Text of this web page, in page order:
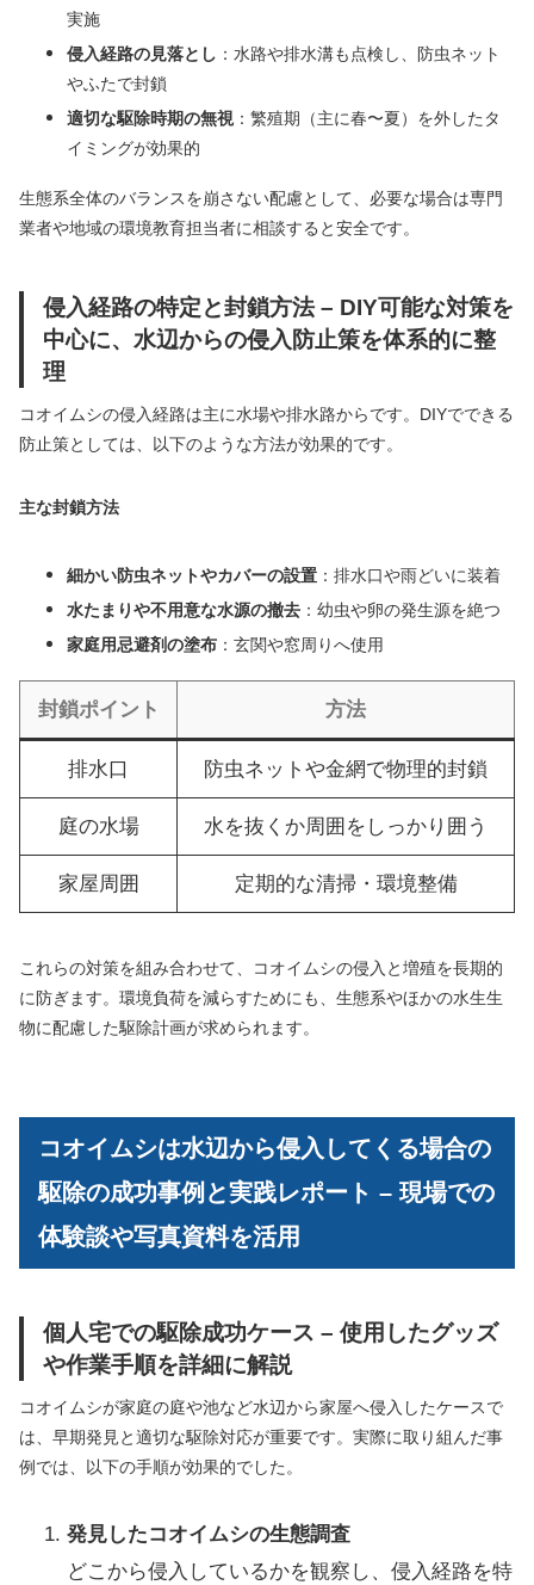
実施
侵入経路の見落とし ：水路や排水溝も点検し、防虫ネット
やふたで封鎖
適切な駆除時期の無視 ：繁殖期（主に春〜夏）を外したタ
イミングが効果的
生態系全体のバランスを崩さない配慮として、必要な場合は専門
業者や地域の環境教育担当者に相談すると安全です。
侵入経路の特定と封鎖方法 – DIY可能な対策を
中心に、水辺からの侵入防止策を体系的に整
理
コオイムシの侵入経路は主に水場や排水路からです。DIYでできる
防止策としては、以下のような方法が効果的です。
主な封鎖方法
細かい防虫ネットやカバーの設置 ：排水口や雨どいに装着
水たまりや不用意な水源の撤去 ：幼虫や卵の発生源を絶つ
家庭用忌避剤の塗布 ：玄関や窓周りへ使用
封鎖ポイント 方法
排水口 防虫ネットや金網で物理的封鎖
庭の水場 水を抜くか周囲をしっかり囲う
家屋周囲 定期的な清掃・環境整備
これらの対策を組み合わせて、コオイムシの侵入と増殖を長期的
に防ぎます。環境負荷を減らすためにも、生態系やほかの水生生
物に配慮した駆除計画が求められます。
コオイムシは水辺から侵入してくる場合の
駆除の成功事例と実践レポート – 現場での
体験談や写真資料を活用
個人宅での駆除成功ケース – 使用したグッズ
や作業手順を詳細に解説
コオイムシが家庭の庭や池など水辺から家屋へ侵入したケースで
は、早期発見と適切な駆除対応が重要です。実際に取り組んだ事
例では、以下の手順が効果的でした。
発見したコオイムシの生態調査
どこから侵入しているかを観察し、侵入経路を特